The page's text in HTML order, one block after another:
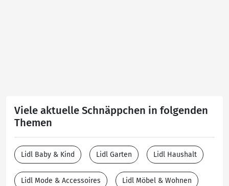
Viele aktuelle Schnäppchen in folgenden
Themen
Lidl Baby & Kind Lidl Garten Lidl Haushalt
Lidl Mode & Accessoires Lidl Möbel & Wohnen